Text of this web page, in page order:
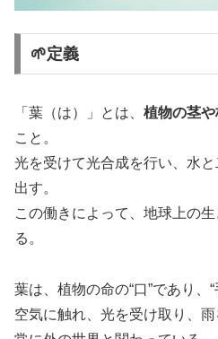
🌱定義
「葉（は）」とは、 植物の茎
こと。
光を受けて光合成を行い、水
出す。
この働きによって、地球上の
る。
葉は、植物の命の“口”であり、“
空気に触れ、光を受け取り、雨